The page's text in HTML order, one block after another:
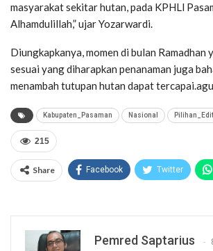
masyarakat sekitar hutan, pada KPHLl
Alhamdulillah,” ujar Yozarwardi.
Diungkapkanya, momen di bulan Ramadhan
sesuai yang diharapkan penanaman juga
menambah tutupan hutan dapat
Kabupaten_Pasaman Nasional
215
Share Facebook Twitter
Pemred Saptarius